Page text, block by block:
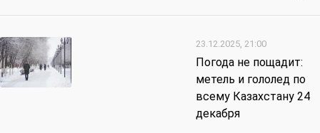
23.12.2025, 21:00
Погода не пощадит:
метель и гололед по
всему Казахстану 24
декабря